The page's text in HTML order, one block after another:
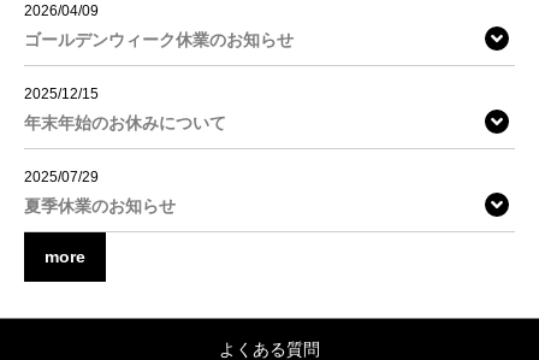
2026/04/09
ゴールデンウィーク休業のお知らせ
2025/12/15
年末年始のお休みについて
2025/07/29
夏季休業のお知らせ
more
よくある質問